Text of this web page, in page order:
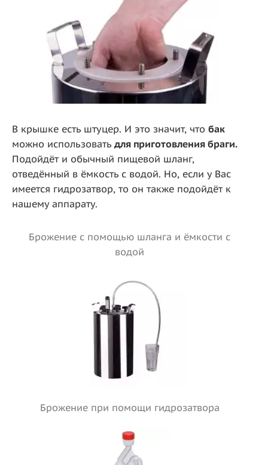
В крышке есть штуцер. И это значит, что бак
можно использовать для приготовления браги.
Подойдёт и обычный пищевой шланг,
отведённый в ёмкость с водой. Но, если у Вас
имеется гидрозатвор, то он также подойдёт к
нашему аппарату.
Брожение с помощью шланга и ёмкости с
водой
Брожение при помощи гидрозатвора